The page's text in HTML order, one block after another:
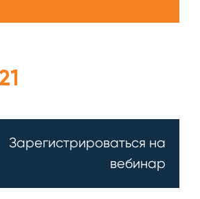
Зарегистрироваться на
вебинар